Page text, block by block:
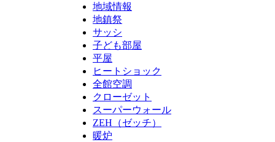
地域情報
地鎮祭
サッシ
子ども部屋
平屋
ヒートショック
全館空調
クローゼット
スーパーウォール
ZEH（ゼッチ）
暖炉